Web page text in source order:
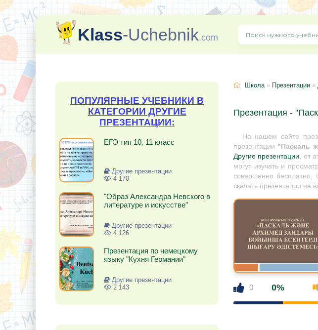
Klass-Uchebnik.com
ПОПУЛЯРНЫЕ УЧЕБНИКИ В
КАТЕГОРИИ ДРУГИЕ
ПРЕЗЕНТАЦИИ:
ЕГЭ тип 10, 11 класс
Другие презентации
4 170
"Образ Александра Невского в
литературе и искусстве"
Другие презентации
4 126
Презентация по немецкому
языку "Кухня Германии"
Другие презентации
2 143
Школа» Презентации »
Презентация -
На нашем сайте
презентации "Паскаль
Другие презентации, от
могут изучать и
совершенно бесплатно,
скачать презентации на
0 0%